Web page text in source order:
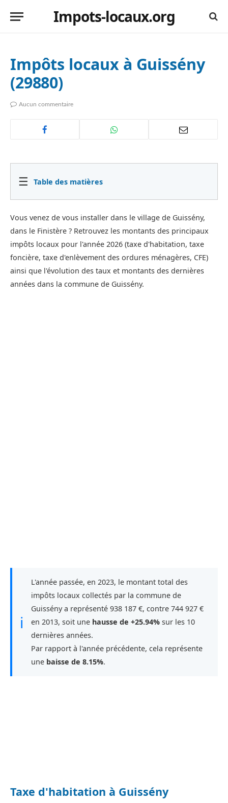
Impots-locaux.org
Impôts locaux à Guissény
(29880)
Aucun commentaire
☰ Table des matières
Vous venez de vous installer dans le village de Guissény,
dans le Finistère ? Retrouvez les montants des principaux
impôts locaux pour l'année 2026 (taxe d'habitation, taxe
foncière, taxe d'enlèvement des ordures ménagères, CFE)
ainsi que l'évolution des taux et montants des dernières
années dans la commune de Guissény.
ℹ
L'année passée, en 2023, le montant total des
impôts locaux collectés par la commune de
Guissény a représenté 938 187 €, contre 744 927 €
en 2013, soit une hausse de +25.94% sur les 10
dernières années.
Par rapport à l'année précédente, cela représente
une baisse de 8.15%.
Taxe d'habitation à Guissény